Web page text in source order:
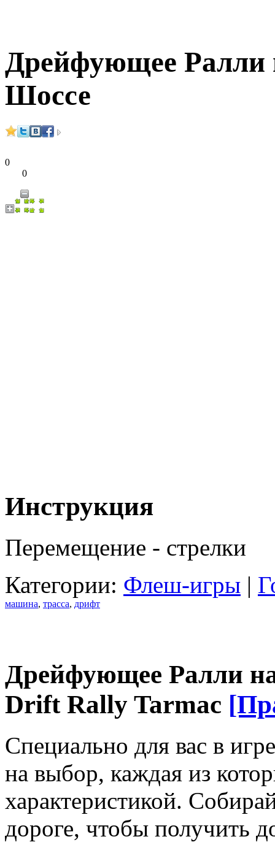
Дрейфующее Ралли
Шоссе
0
0
Инструкция
Перемещение - стрелки
Категории: Флеш-игры |
машина, трасса, дрифт
Дрейфующее Ралли
Drift Rally Tarmac
Специально для вас в
на выбор, каждая из
характеристикой.
дороге, чтобы получить